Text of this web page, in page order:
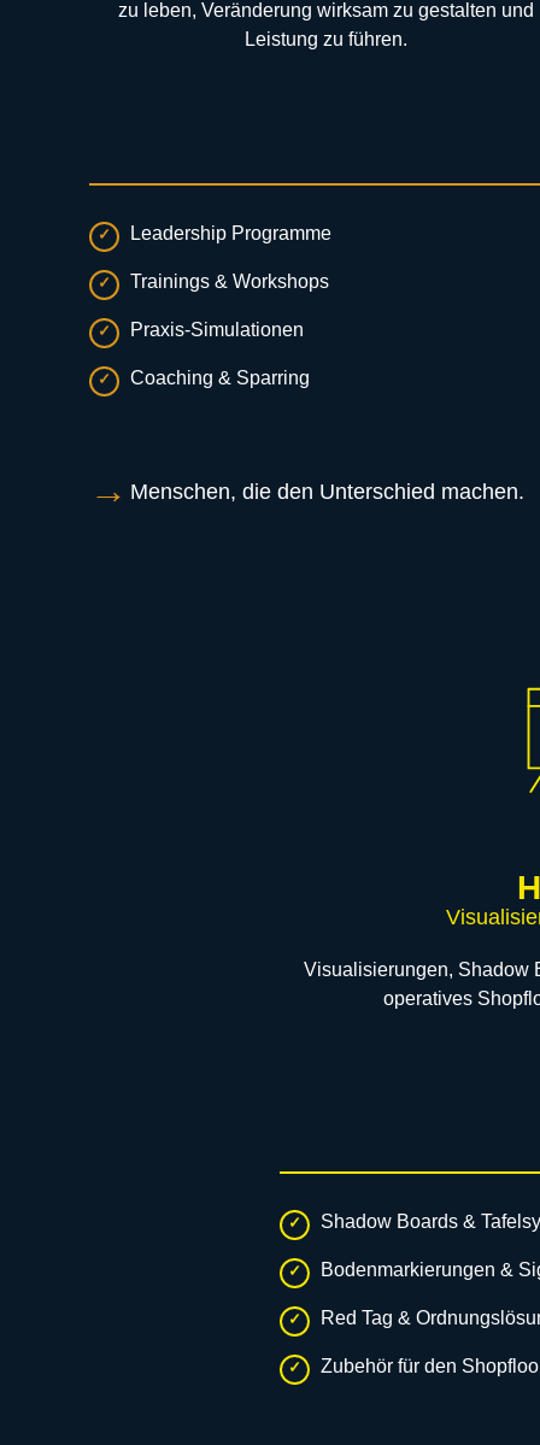
zu leben, Veränderung wirksam zu gestalten und
Leistung zu führen.
Leadership Programme
Trainings & Workshops
Praxis-Simulationen
Coaching & Sparring
Menschen, die den Unterschied machen.
Visualisierungen, Shadow
operatives
Shadow Boards &
Bodenmarkierungen &
Red Tag &
Zubehör für den